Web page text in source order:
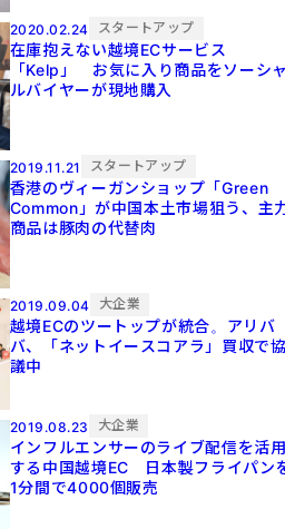
2020.02.24 スタートアップ
在庫抱えない越境ECサービス
「Kelp」 お気に入り商品をソーシ
ルバイヤーが現地購入
2019.11.21 スタートアップ
香港のヴィーガンショップ「Green
Common」が中国本土市場狙う、主
商品は豚肉の代替肉
2019.09.04 大企業
越境ECのツートップが統合。アリバ
バ、「ネットイースコアラ」買収で
議中
2019.08.23 大企業
インフルエンサーのライブ配信を活
する中国越境EC 日本製フライパン
1分間で4000個販売